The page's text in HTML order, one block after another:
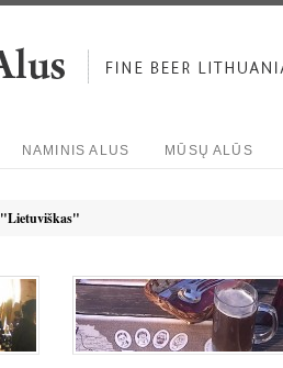
NAMINIS ALUS MŪSŲ ALŪS
"Lietuviškas"